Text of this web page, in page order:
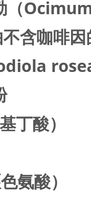
（
含咖啡
丁酸）
氨酸）